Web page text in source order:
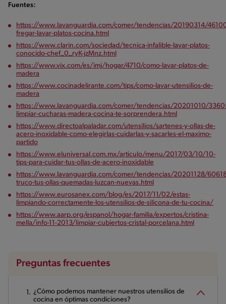
Fuentes:
https://www.lavanguardia.com/comer/tendencias/20190314/
fregar-lavar-platos-cocina.html
https://www.clarin.com/sociedad/tecnica-infalible-lavar-platos-
conocido-chef_0_ryK-jzMnz.html
https://www.vix.com/es/imj/hogar/4710/como-lavar-platos-de-
madera
https://www.cocinadelirante.com/tips/como-lavar-utensilios-de-
madera
https://www.lavanguardia.com/comer/tendencias/20201010/
limpiar-cucharas-madera-cocina-te-sorprendera.html
https://www.directoalpaladar.com/utensilios/sartenes-y-ollas-de-
acero-inoxidable-como-elegirlas-cuidarlas-y-sacarles-el-maximo-
partido
https://www.eluniversal.com.mx/articulo/menu/2017/03/10/10-
tips-para-cuidar-tus-ollas-de-acero-inoxidable
https://www.lavanguardia.com/comer/tendencias/20201128/
truco-tus-ollas-quemadas-luzcan-nuevas.html
https://www.eurosanex.com/blog/es/2017/11/02/estas-
limpiando-correctamente-los-utensilios-de-silicona-de-tu-cocina/
https://www.aarp.org/espanol/hogar-familia/expertos/cristina-
mella/info-11-2013/limpiar-cubiertos-cristal-porcelana.html
Preguntas frecuentes
¿Cómo podemos mantener nuestros utensilios de
cocina en óptimas condiciones?